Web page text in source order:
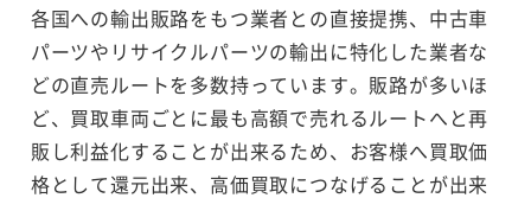
各国への輸出販路をもつ業者との直接提携、中古車
パーツやリサイクルパーツの輸出に特化した業者な
どの直売ルートを多数持っています。販路が多いほ
ど、買取車両ごとに最も高額で売れるルートへと再
販し利益化することが出来るため、お客様へ買取価
格として還元出来、高価買取につなげることが出来